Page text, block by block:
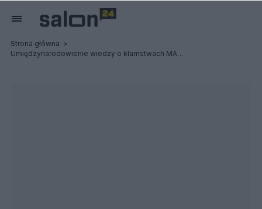
Strona główna
Umiędzynarodowienie wiedzy o kłamstwach MAK , także na Kanadę i UofT.